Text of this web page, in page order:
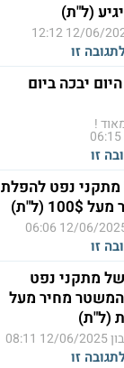
(ל"ת)
12/06/2025
זו
יבכה ביום
!
זו
נפט להפלת
(ל"ת)
12/06/2025
זו
מתקני נפט
מחיר מעל
12/06/2025 08:11
זו